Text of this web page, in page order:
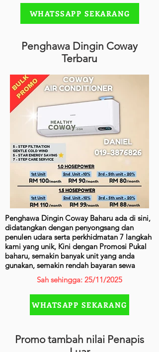
WHATSSAPP SEKARANG
Penghawa Dingin Coway
Terbaru
Penghawa Dingin Coway Baharu ada di sini,
didatangkan dengan penyongsang dan
penulen udara serta perkhidmatan 7 langkah
kami yang unik, Kini dengan Promosi Pukal
baharu, semakin banyak unit yang anda
gunakan, semakin rendah bayaran sewa
Sah sehingga: 25/11/2025
WHATSAPP SEKARANG
Promo tambah nilai Penapis